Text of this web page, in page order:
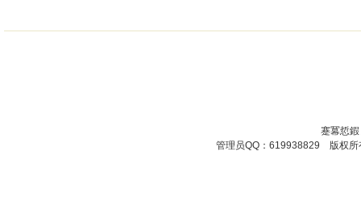
蹇冪悊
管理员QQ：619938829 版权